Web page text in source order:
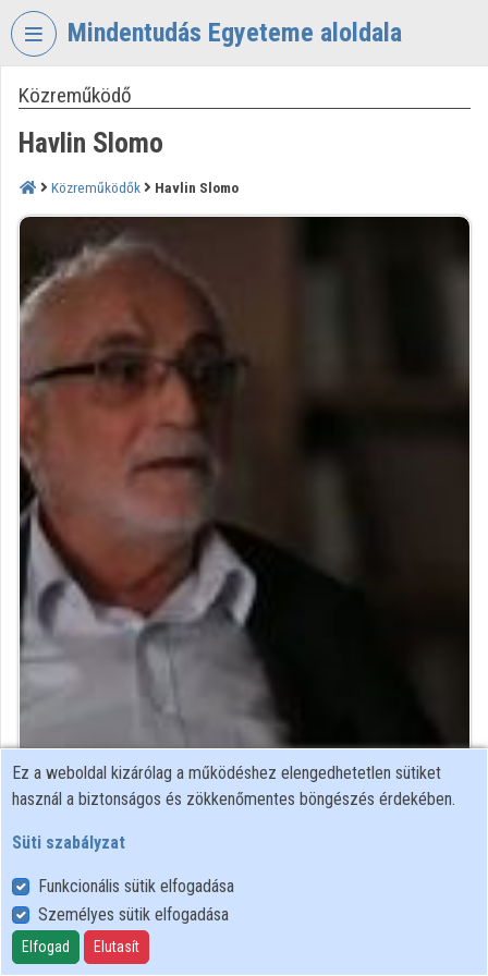
Fejléc kihagyása
Mindentudás Egyeteme aloldala
VIDEOTORIUM
MINDENTUDÁS
EGYETEME
Bejelentkezés
Intézményi felfedezés
Kategóriák
Intézményi listák
Közreműködők
Közreműködő
Havlin Slomo
Közreműködők Havlin Slomo
statisztikus fizikus
Közreműködő felvételei
Névjegyek
Felhasználói szabályzat
Adatkezelési tájékoztató
Ez a weboldal kizárólag a működéshez elengedhetetlen sütiket
használ a biztonságos és zökkenőmentes böngészés érdekében.
Süti szabályzat
Funkcionális sütik elfogadása
Személyes sütik elfogadása
Elfogad Elutasít